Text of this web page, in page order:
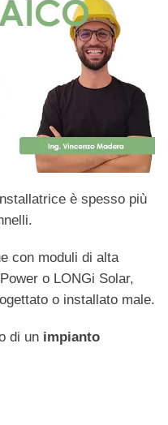
è spesso più
con moduli di alta
o LONGi Solar,
o installato male.
di un impianto